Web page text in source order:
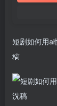
短剧如何用
稿